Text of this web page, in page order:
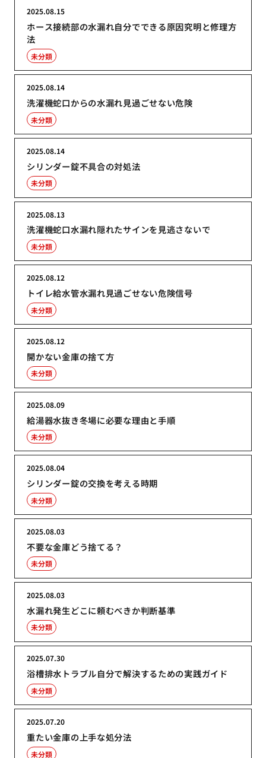
ホース接続部の水漏れ自分でできる原因究明と修理方
法
2025.08.15
未分類
洗濯機蛇口からの水漏れ見過ごせない危険
2025.08.14
未分類
シリンダー錠不具合の対処法
2025.08.14
未分類
洗濯機蛇口水漏れ隠れたサインを見逃さないで
2025.08.13
未分類
トイレ給水管水漏れ見過ごせない危険信号
2025.08.12
未分類
開かない金庫の捨て方
2025.08.12
未分類
給湯器水抜き冬場に必要な理由と手順
2025.08.09
未分類
シリンダー錠の交換を考える時期
2025.08.04
未分類
不要な金庫どう捨てる？
2025.08.03
未分類
水漏れ発生どこに頼むべきか判断基準
2025.08.03
未分類
浴槽排水トラブル自分で解決するための実践ガイド
2025.07.30
未分類
重たい金庫の上手な処分法
2025.07.20
未分類